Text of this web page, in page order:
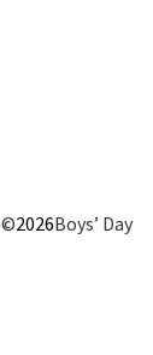
©2026Boys’ Day